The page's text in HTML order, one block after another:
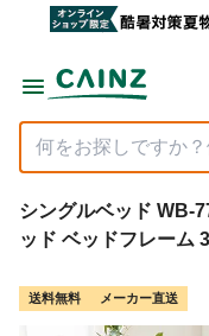
シングルベッド WB-
ッド ベッドフレーム
送料無料 メーカー直送